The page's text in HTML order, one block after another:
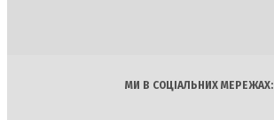
МИ В СОЦІАЛЬНИХ МЕРЕЖАХ: